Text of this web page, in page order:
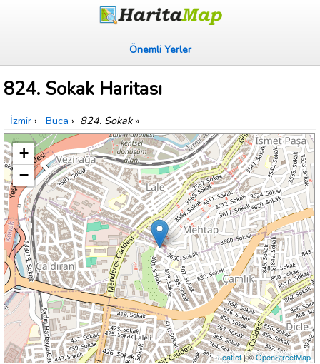
Önemli Yerler
824. Sokak Haritası
İzmir › Buca › 824. Sokak»
+
−
Leaflet| ©OpenStreetMap